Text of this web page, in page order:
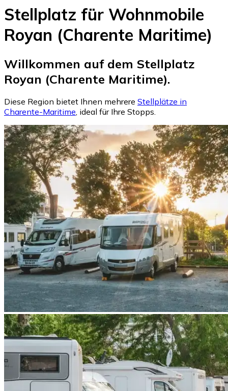
Stellplatz für Wohnmobile
Royan (Charente Maritime)
Willkommen auf dem Stellplatz
Royan (Charente Maritime).
Diese Region bietet Ihnen mehrere Stellplätze in
Charente-Maritime, ideal für Ihre Stopps.